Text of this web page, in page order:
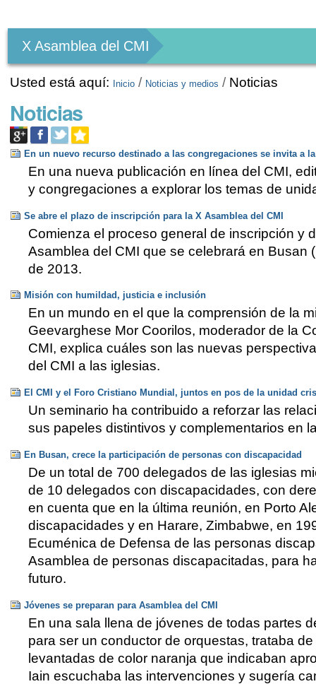
Personales
X Asamblea del CMI
Usted está aquí: Inicio / Noticias y medios / Noticias
Noticias
En un nuevo recurso destinado a las congregaciones se invita a
En una nueva publicación en línea del CMI,
y congregaciones a explorar los temas de
Se abre el plazo de inscripción para la X Asamblea del CMI
Comienza el proceso general de inscripción y
Asamblea del CMI que se celebrará en
de 2013.
Misión con humildad, justicia e inclusión
En un mundo en el que la comprensión de la
Geevarghese Mor Coorilos, moderador de la
CMI, explica cuáles son las nuevas
del CMI a las iglesias.
El CMI y el Foro Cristiano Mundial, juntos en pos de la unidad
Un seminario ha contribuido a reforzar las
sus papeles distintivos y complementarios en
En Busan, crece la participación de personas con discapacidad
De un total de 700 delegados de las iglesias
de 10 delegados con discapacidades, con
en cuenta que en la última reunión, en Porto
discapacidades y en Harare, Zimbabwe, en
Ecuménica de Defensa de las personas
Asamblea de personas discapacitadas, para
futuro.
Jóvenes se preparan para Asamblea del CMI
En una sala llena de jóvenes de todas partes
para ser un conductor de orquestas, trataba
levantadas de color naranja que indicaban
Iain escuchaba las intervenciones y sugería